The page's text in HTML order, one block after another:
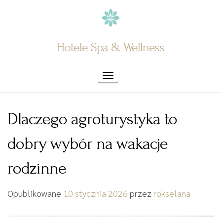
Hotele Spa & Wellness
Toggle navigation
Dlaczego agroturystyka to
dobry wybór na wakacje
rodzinne
Opublikowane 10 stycznia 2026 przez rokselana